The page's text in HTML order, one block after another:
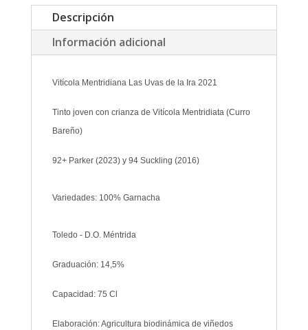
de
la
cantidad
Descripción
Información adicional
Vitícola Mentridiana Las Uvas de la Ira 2021
Tinto joven con crianza de Vitícola Mentridiata (Curro
Bareño)
92+ Parker (2023) y 94 Suckling (2016)
Variedades: 100% Garnacha
Toledo - D.O. Méntrida
Graduación: 14,5%
Capacidad: 75 Cl
Elaboración: Agricultura biodinámica de viñedos